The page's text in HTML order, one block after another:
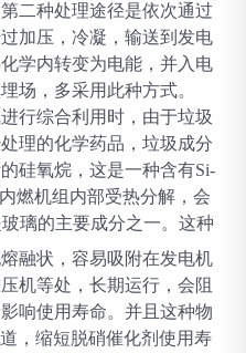
二种处理途径是依次通过
加压，冷凝，输送到发电
学内转变为电能，并入电
场，多采用此种方式。
行综合利用时，由于垃圾
理的化学药品，垃圾成分
硅氧烷，这是一种含有Si-
燃机组内部受热分解，会
玻璃的主要成分之一。这种
融状，容易吸附在发电机
机等处，长期运行，会阻
响使用寿命。并且这种物
，缩短脱硝催化剂使用寿